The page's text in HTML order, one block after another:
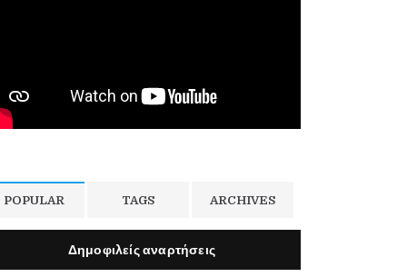
POPULAR TAGS ARCHIVES
Δημοφιλείς αναρτήσεις